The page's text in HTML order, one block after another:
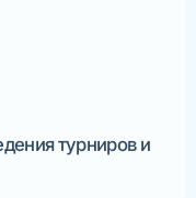
турниров и